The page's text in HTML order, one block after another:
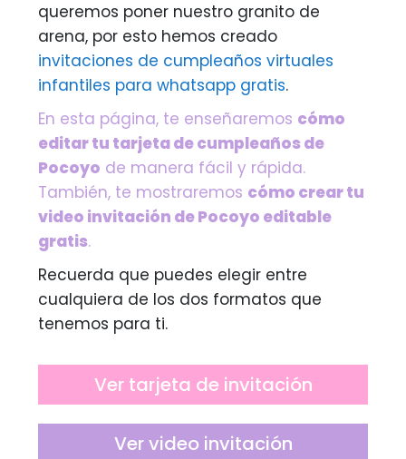
queremos poner nuestro granito de
arena, por esto hemos creado
invitaciones de cumpleaños virtuales
infantiles para whatsapp gratis.
En esta página, te enseñaremos cómo
editar tu tarjeta de cumpleaños de
Pocoyo de manera fácil y rápida.
También, te mostraremos cómo crear tu
video invitación de Pocoyo editable
gratis.
Recuerda que puedes elegir entre
cualquiera de los dos formatos que
tenemos para ti.
Ver tarjeta de invitación
Ver video invitación